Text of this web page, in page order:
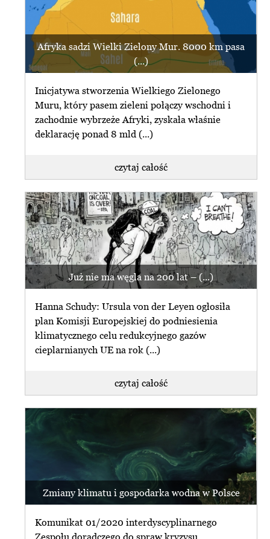
Afryka sadzi Wielki Zielony Mur. 8000 km pasa
(...)
Inicjatywa stworzenia Wielkiego Zielonego
Muru, który pasem zieleni połączy wschodni i
zachodnie wybrzeże Afryki, zyskała właśnie
deklarację ponad 8 mld (...)
czytaj całość
Już nie ma węgla na 200 lat – (...)
Hanna Schudy: Ursula von der Leyen ogłosiła
plan Komisji Europejskiej do podniesienia
klimatycznego celu redukcyjnego gazów
cieplarnianych UE na rok (...)
czytaj całość
Zmiany klimatu i gospodarka wodna w Polsce
Komunikat 01/2020 interdyscyplinarnego
Zespołu doradczego do spraw kryzysu